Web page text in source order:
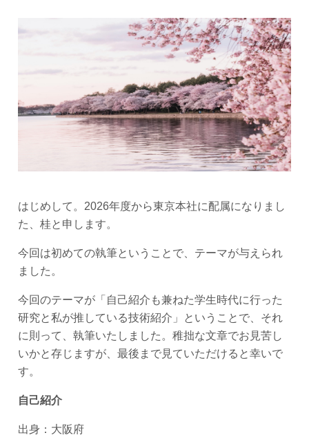
はじめして。2026年度から東京本社に配属になりまし
た、桂と申します。
今回は初めての執筆ということで、テーマが与えられ
ました。
今回のテーマが「自己紹介も兼ねた学生時代に行った
研究と私が推している技術紹介」ということで、それ
に則って、執筆いたしました。稚拙な文章でお見苦し
いかと存じますが、最後まで見ていただけると幸いで
す。
自己紹介
出身：大阪府